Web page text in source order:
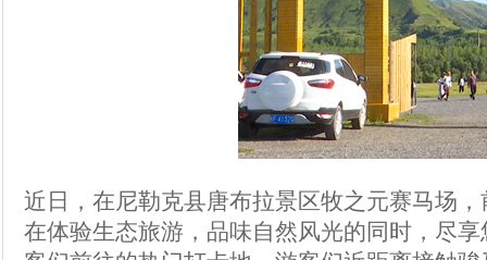
近日，在尼勒克县唐布拉景区牧之元赛马场
在体验生态旅游，品味自然风光的同时，尽